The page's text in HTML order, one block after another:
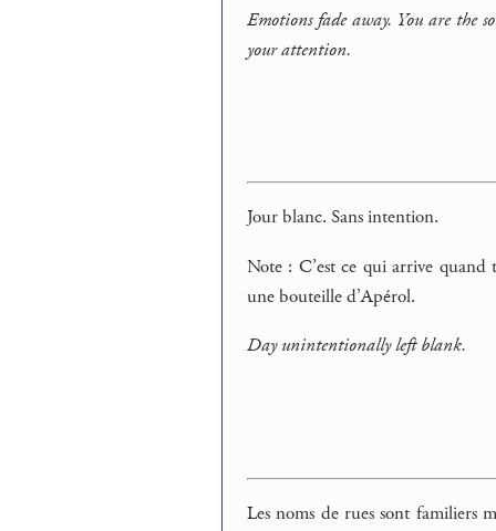
Emotions fade away. You are the
your attention.
Jour blanc. Sans intention.
Note : C’est ce qui arrive quand
une bouteille d’Apérol.
Day unintentionally left blank.
Les noms de rues sont familiers